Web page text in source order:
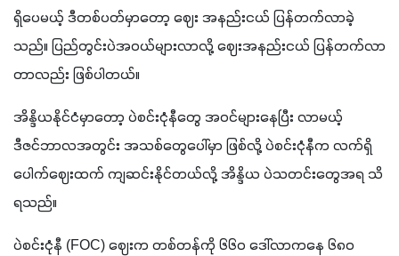
ရှိပေမယ့် ဒီတစ်ပတ်မှာတော့ ဈေး အနည်းငယ် ပြန်တက်လာခဲ့
သည်။ ပြည်တွင်းပဲအဝယ်များလာလို့ ဈေးအနည်းငယ် ပြန်တက်လာ
တာလည်း ဖြစ်ပါတယ်။
အိန္ဒိယနိုင်ငံမှာတော့ ပဲစင်းငုံနီတွေ အဝင်များနေပြီး လာမယ့်
ဒီဇင်ဘာလအတွင်း အသစ်တွေပေါ်မှာ ဖြစ်လို့ ပဲစင်းငုံနီက လက်ရှိ
ပေါက်ဈေးထက် ကျဆင်းနိုင်တယ်လို့ အိန္ဒိယ ပဲသတင်းတွေအရ သိ
ရသည်။
ပဲစင်းငုံနီ (FOC) ဈေးက တစ်တန်ကို ၆၆၀ ဒေါ်လာကနေ ၆၈၀